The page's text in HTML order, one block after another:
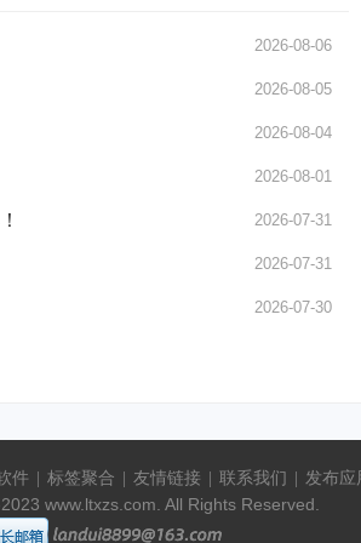
2026-08-06
2026-08-05
2026-08-04
2026-08-01
2026-07-31
2026-07-31
2026-07-30
件 标签聚合 友情链接 联系我们
发布应
www.ltxzs.com. All Rights Reserved.